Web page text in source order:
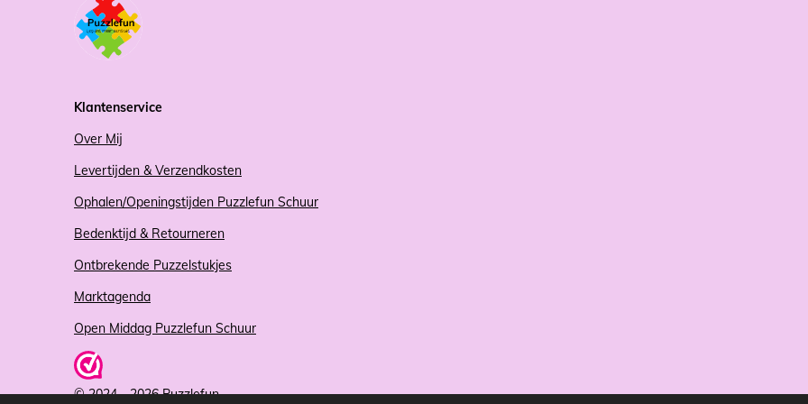
Klantenservice
Over Mij
Levertijden & Verzendkosten
Ophalen/Openingstijden Puzzlefun Schuur
Bedenktijd & Retourneren
Ontbrekende Puzzelstukjes
Marktagenda
Open Middag Puzzlefun Schuur
© 2024 - 2026 Puzzlefun